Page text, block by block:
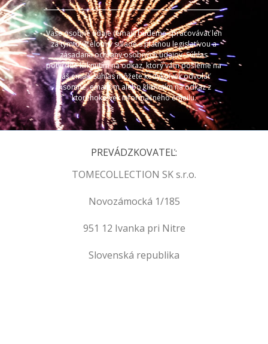
Vaše osobné údaje (email) budeme spracovávať len
za týmto účelom v súlade s platnou legislatívou a
zásadami ochrany osobných údajov. Súhlas
potvrdíte kliknutím na odkaz, ktorý vám pošleme na
váš email. Súhlas môžete kedykoľvek odvolať
písomne, emailom alebo kliknutím na odkaz z
ktoréhokoľvek informačného emailu.
PREVÁDZKOVATEĽ:
TOMECOLLECTION SK s.r.o.
Novozámocká 1/185
951 12 Ivanka pri Nitre
Slovenská republika